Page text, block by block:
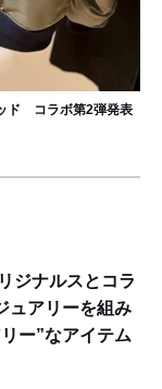
ド コラボ第2弾発表
ジナルスとコラ
アリーを組み
ー”なアイテム